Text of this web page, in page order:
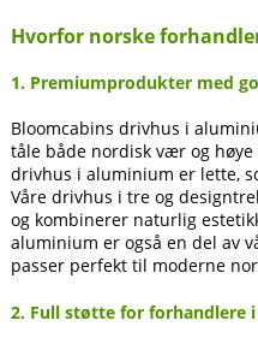
Hvorfor norske
1. Premiumprodukter med
Bloomcabins drivhus i
tåle både nordisk vær og
drivhus i aluminium er lette,
Våre drivhus i tre og
og kombinerer naturlig
aluminium er også en del av
passer perfekt til moderne
2. Full støtte for forhandlere